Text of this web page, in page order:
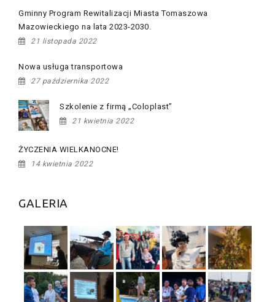
Gminny Program Rewitalizacji Miasta Tomaszowa
Mazowieckiego na lata 2023-2030.
21 listopada 2022
Nowa usługa transportowa
27 października 2022
Szkolenie z firmą „Coloplast”
21 kwietnia 2022
ŻYCZENIA WIELKANOCNE!
14 kwietnia 2022
GALERIA